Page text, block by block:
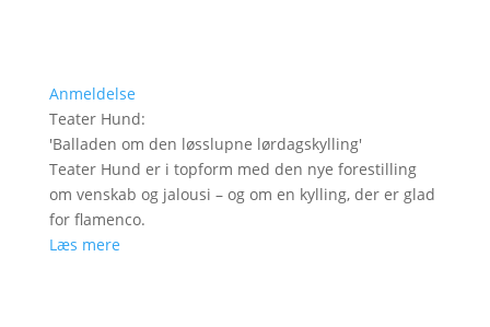
Anmeldelse
Teater Hund:
'Balladen om den løsslupne lørdagskylling'
Teater Hund er i topform med den nye forestilling
om venskab og jalousi – og om en kylling, der er glad
for flamenco.
Læs mere